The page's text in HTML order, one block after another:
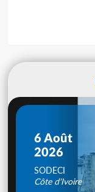
6 Août
2026
SODECI
Côte d'Ivoire